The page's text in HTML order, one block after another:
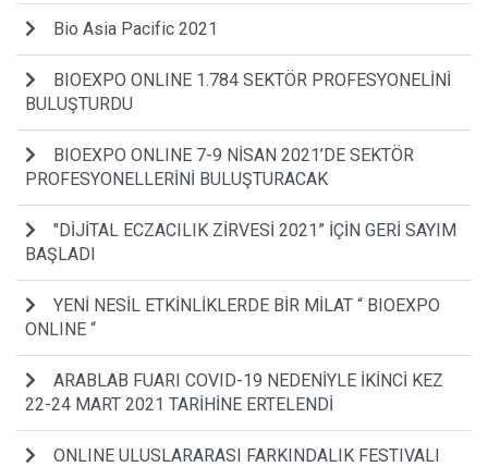
Bio Asia Pacific 2021
BIOEXPO ONLINE 1.784 SEKTÖR PROFESYONELİNİ
BULUŞTURDU
BIOEXPO ONLINE 7-9 NİSAN 2021’DE SEKTÖR
PROFESYONELLERİNİ BULUŞTURACAK
"DİJİTAL ECZACILIK ZİRVESİ 2021” İÇİN GERİ SAYIM
BAŞLADI
YENİ NESİL ETKİNLİKLERDE BİR MİLAT “ BIOEXPO
ONLINE “
ARABLAB FUARI COVID-19 NEDENİYLE İKİNCİ KEZ
22-24 MART 2021 TARİHİNE ERTELENDİ
ONLINE ULUSLARARASI FARKINDALIK FESTIVALI